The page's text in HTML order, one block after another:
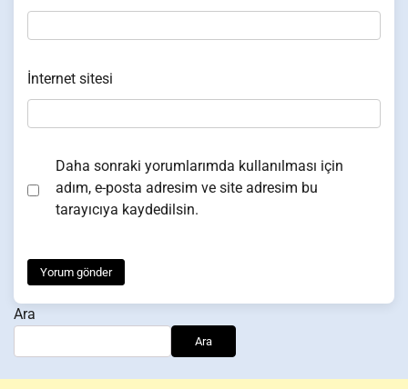
İnternet sitesi
Daha sonraki yorumlarımda kullanılması için
adım, e-posta adresim ve site adresim bu
tarayıcıya kaydedilsin.
Ara
Ara